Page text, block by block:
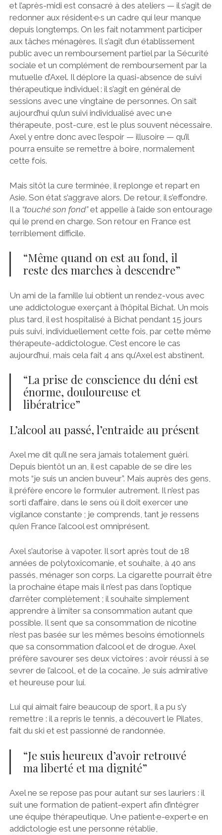
et l’après-midi est consacré à des ateliers — il s’agit de
redonner aux résident·e·s un cadre qui leur manque
depuis longtemps. On les fait notamment participer
aux tâches ménagères. Il s’agit d’un établissement
public avec un remboursement partiel par la Sécurité
sociale et un complément de remboursement par la
mutuelle d’Axel. Il déplore la quasi-absence de suivi
thérapeutique individuel : il s’agit en général de
sessions avec une vingtaine de personnes. On sait
aujourd’hui qu’un suivi individualisé avec un·e
thérapeute, post-cure, est le plus souvent nécessaire.
Axel y entre donc avec l’espoir — illusoire — qu’il
pourra ensuite se remettre à boire, normalement
cette fois.
Mais sitôt la cure terminée, il replonge et repart en
Asie. Son état s’aggrave alors. De retour, il s’effondre.
Il a “touché son fond”et appelle à l’aide son entourage
qui le prend en charge. Son retour en France est
terriblement difficile.
“Même quand on est au fond, il
reste des marches à descendre”
Un ami de la famille lui obtient un rendez-vous avec
une addictologue exerçant à l’hôpital Bichat. Un mois
plus tard, il est hospitalisé à Bichat pendant 15 jours
puis suivi, individuellement cette fois, par cette même
thérapeute-addictologue. C’est encore le cas
aujourd’hui, mais cela fait 4 ans qu’Axel est abstinent.
“La prise de conscience du déni est
énorme, douloureuse et
libératrice”
L’alcool au passé, l’entraide au présent
Axel me dit qu’il ne sera jamais totalement guéri.
Depuis bientôt un an, il est capable de se dire les
mots “je suis un ancien buveur”. Mais auprès des gens,
il préfère encore le formuler autrement. Il n’est pas
sorti d’affaire, dans le sens où il doit exercer une
vigilance constante ; je comprends, tant je ressens
qu’en France l’alcool est omniprésent.
Axel s’autorise à vapoter. Il sort après tout de 18
années de polytoxicomanie, et souhaite, à 40 ans
passés, ménager son corps. La cigarette pourrait être
la prochaine étape mais il n’est pas dans l’optique
d’arrêter complètement ; il souhaite simplement
apprendre à limiter sa consommation autant que
possible. Il sent que sa consommation de nicotine
n’est pas basée sur les mêmes besoins émotionnels
que sa consommation d’alcool et de drogue. Axel
préfère savourer ses deux victoires : avoir réussi à se
sevrer de l’alcool, et de la cocaïne. Je suis admirative
et heureuse pour lui.
Lui qui aimait faire beaucoup de sport, il a pu s’y
remettre : il a repris le tennis, a découvert le Pilates,
fait du ski et est passionné de randonnée.
“Je suis heureux d’avoir retrouvé
ma liberté et ma dignité”
Axel ne se repose pas pour autant sur ses lauriers : il
suit une formation de patient-expert afin d’intégrer
une équipe thérapeutique. Un·e patient·e-expert·e en
addictologie est une personne rétablie,